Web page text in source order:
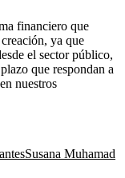
financiero que
ya que
el sector público,
que respondan a
nuestros
Susana Muhamad